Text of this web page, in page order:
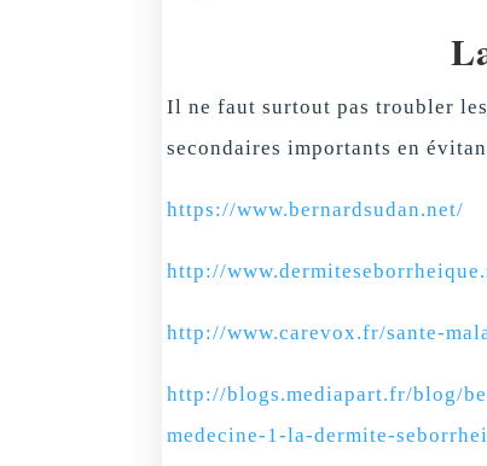
Il ne faut surtout pas troubler
secondaires importants en
https://www.bernardsudan.net/
http://
http://www.carevox.fr/sante-
http://blogs.mediapart.fr/blog/
medecine-1-la-dermite-